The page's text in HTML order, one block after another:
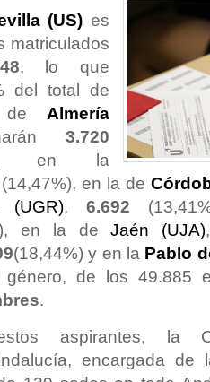
(US) es
matriculados
, lo que
del total de
de Almería
3.720
en la
(14,47%), en la de
(UGR),6.692
en la deJaén (UJA)
(18,44%) y en la Pablo
género, de los 49.885
.
aspirantes, la
encargada